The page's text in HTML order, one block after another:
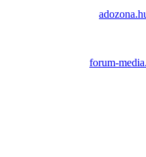
forum-